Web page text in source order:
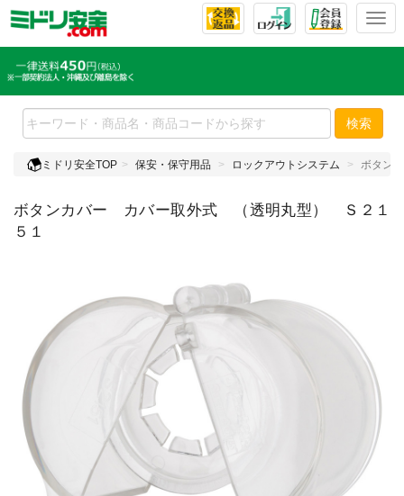
T
l
e
n
v
g
検索
ミドリ安全TOP 保安・保守用品 ロックアウトシステム ボタン
ボタンカバー カバー取外式 （透明丸型） Ｓ２１
５１